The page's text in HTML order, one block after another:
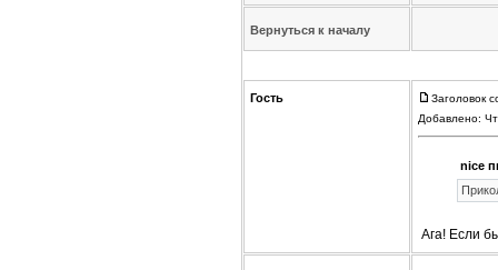
Вернуться к началу
Гость
Заголовок
Добавлено:
nice
Ага! Если